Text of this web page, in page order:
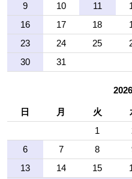
9
10 11
16
17 18
23
24 25
30
31
日 月 火
1
6
7 8
13
14 15